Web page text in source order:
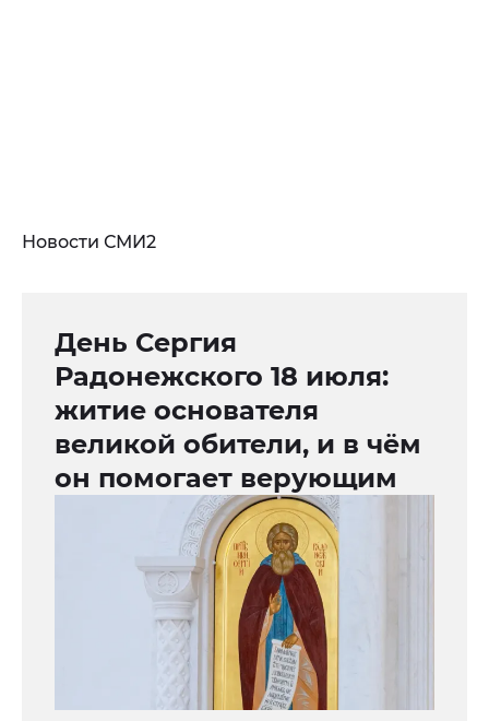
Новости СМИ2
День Сергия
Радонежского 18 июля:
житие основателя
великой обители, и в чём
он помогает верующим